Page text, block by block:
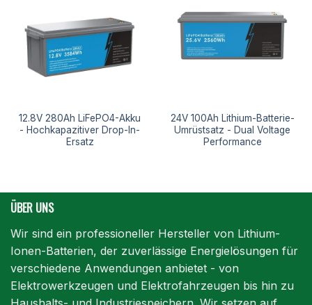
12.8V 280Ah LiFePO4-Akku
- Hochkapazitiver Drop-In-
Ersatz
24V 100Ah Lithium-Batterie-
Umrüstsatz - Dual Voltage
Performance
ÜBER UNS
Wir sind ein professioneller Hersteller von Lithium-
Ionen-Batterien, der zuverlässige Energielösungen für
verschiedene Anwendungen anbietet - von
Elektrowerkzeugen und Elektrofahrzeugen bis hin zu